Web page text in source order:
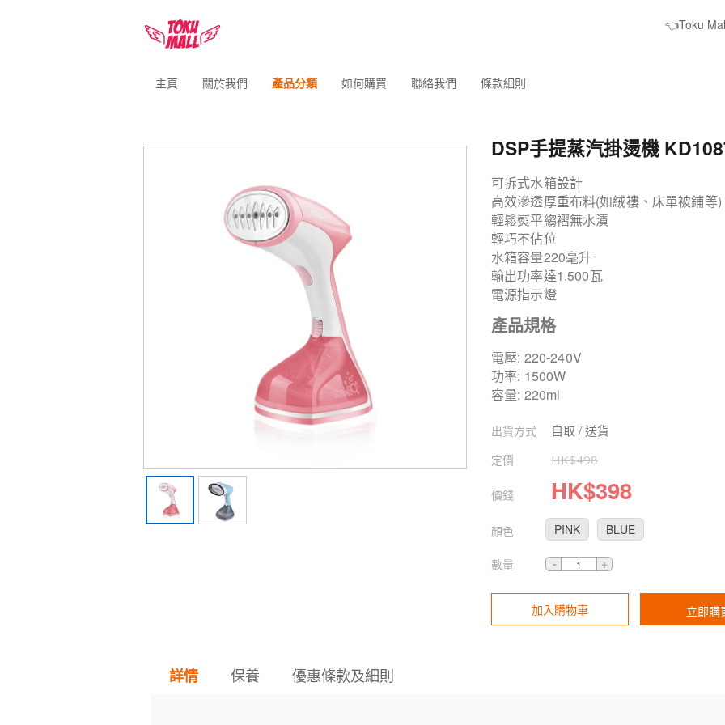
👈Toku
主頁 關於我們 產品分類 如何購買 聯絡我們 條款細則
DSP手提蒸汽掛燙機
可拆式水箱設計
高效滲透厚重布料(如絨褸、床單被鋪等
輕鬆熨平縐褶無水漬
輕巧不佔位
水箱容量220毫升
輸出功率達1,500瓦
電源指示燈
產品規格
電壓: 220-240V
功率: 1500W
容量: 220ml
出貨方式 自取 / 送貨
定價 HK$498
價錢 HK$398
顏色 PINK BLUE
數量
加入購物車 立即購
詳情 保養 優惠條款及細則